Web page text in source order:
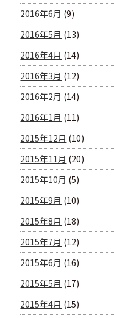
2016年6月 (9)
2016年5月 (13)
2016年4月 (14)
2016年3月 (12)
2016年2月 (14)
2016年1月 (11)
2015年12月 (10)
2015年11月 (20)
2015年10月 (5)
2015年9月 (10)
2015年8月 (18)
2015年7月 (12)
2015年6月 (16)
2015年5月 (17)
2015年4月 (15)